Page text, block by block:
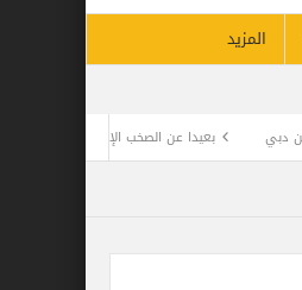
المزيد
بعيدا عن الصخب الإعلامي .. فيلم كليوباترا يفجر